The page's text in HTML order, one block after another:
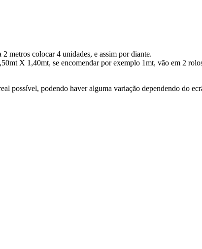
metros colocar 4 unidades, e assim por diante.
X 1,40mt, se encomendar por exemplo 1mt, vão em 2
possível, podendo haver alguma variação dependendo do